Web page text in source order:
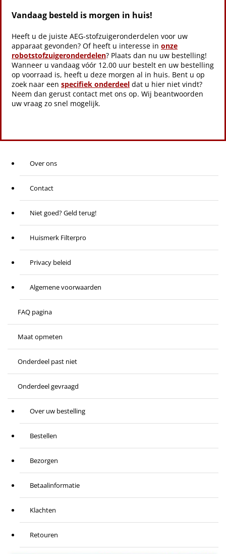
Vandaag besteld is morgen in huis!
Heeft u de juiste AEG-stofzuigeronderdelen voor uw
apparaat gevonden? Of heeft u interesse in onze
robotstofzuigeronderdelen? Plaats dan nu uw bestelling!
Wanneer u vandaag vóór 12.00 uur bestelt en uw bestelling
op voorraad is, heeft u deze morgen al in huis. Bent u op
zoek naar een specifiek onderdeel dat u hier niet vindt?
Neem dan gerust contact met ons op. Wij beantwoorden
uw vraag zo snel mogelijk.
Over ons
Contact
Niet goed? Geld terug!
Huismerk Filterpro
Privacy beleid
Algemene voorwaarden
FAQ pagina
Maat opmeten
Onderdeel past niet
Onderdeel gevraagd
Over uw bestelling
Bestellen
Bezorgen
Betaalinformatie
Klachten
Retouren